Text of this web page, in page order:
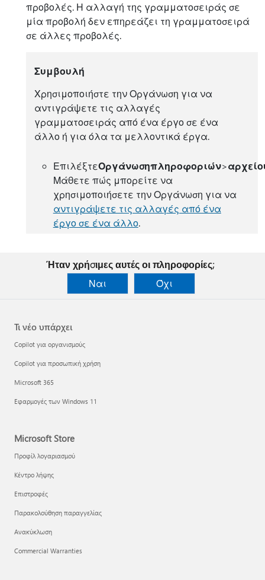
προβολές. Η αλλαγή της γραμματοσειράς σε
μία προβολή δεν επηρεάζει τη γραμματοσειρά
σε άλλες προβολές.
Συμβουλή
Χρησιμοποιήστε την Οργάνωση για να
αντιγράψετε τις αλλαγές
γραμματοσειράς από ένα έργο σε ένα
άλλο ή για όλα τα μελλοντικά έργα.
ΕπιλέξτεΟργάνωσηπληροφοριών>
Μάθετε πώς μπορείτε να
χρησιμοποιήσετε την Οργάνωση για να
αντιγράψετε τις αλλαγές από ένα
έργο σε ένα άλλο.
Ήταν χρήσιμες αυτές οι πληροφορίες;
Ναι
Όχι
Τι νέο υπάρχει
Copilot για οργανισμούς
Copilot για προσωπική χρήση
Microsoft 365
Εφαρμογές των Windows 11
Microsoft Store
Προφίλ λογαριασμού
Κέντρο λήψης
Επιστροφές
Παρακολούθηση παραγγελίας
Ανακύκλωση
Commercial Warranties